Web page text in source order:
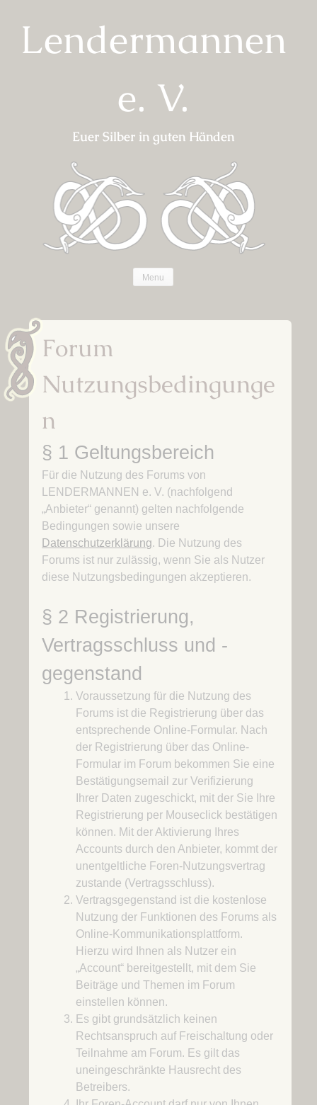
contentLendermannen
e. V.
Euer Silber in guten Händen
Menu
Forum
Nutzungsbedingunge
n
§ 1 Geltungsbereich
Für die Nutzung des Forums von
LENDERMANNEN e. V. (nachfolgend
„Anbieter“ genannt) gelten nachfolgende
Bedingungen sowie unsere
Datenschutzerklärung. Die Nutzung des
Forums ist nur zulässig, wenn Sie als Nutzer
diese Nutzungsbedingungen akzeptieren.
§ 2 Registrierung,
Vertragsschluss und -
gegenstand
Voraussetzung für die Nutzung des
Forums ist die Registrierung über das
entsprechende Online-Formular. Nach
der Registrierung über das Online-
Formular im Forum bekommen Sie eine
Bestätigungsemail zur Verifizierung
Ihrer Daten zugeschickt, mit der Sie Ihre
Registrierung per Mouseclick bestätigen
können. Mit der Aktivierung Ihres
Accounts durch den Anbieter, kommt der
unentgeltliche Foren-Nutzungsvertrag
zustande (Vertragsschluss).
Vertragsgegenstand ist die kostenlose
Nutzung der Funktionen des Forums als
Online-Kommunikationsplattform.
Hierzu wird Ihnen als Nutzer ein
„Account“ bereitgestellt, mit dem Sie
Beiträge und Themen im Forum
einstellen können.
Es gibt grundsätzlich keinen
Rechtsanspruch auf Freischaltung oder
Teilnahme am Forum. Es gilt das
uneingeschränkte Hausrecht des
Betreibers.